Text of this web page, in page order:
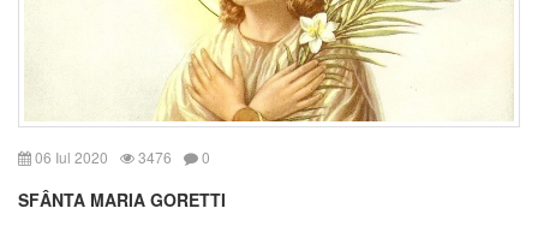
06 Iul 2020 3476 0
SFÂNTA MARIA GORETTI